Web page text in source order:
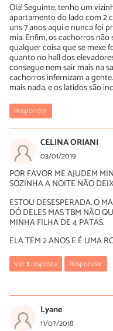
Olá! Seguinte, tenho um
apartamento do lado com 2
uns 7 anos aqui e nunca foi
mia. Enfim, os cachorros
qualquer coisa que se mexe
quanto no hall dos
consegue nem sair mais na
cachorros infernizam a
mais nada, e os latidos são
Responder
CELINA ORIANI
03/01/2019
POR FAVOR ME AJUDEM
SOZINHA A NOITE NÃO
ESTOU DESESPERADA. O
DÓ DELES MAS TBM NÃO
MINHA FILHA DE 4 PATAS.
ELA TEM 2 ANOS E É UMA
Ver1resposta Responder
Oi Celina! Você já tentou
Lyane
11/07/2018